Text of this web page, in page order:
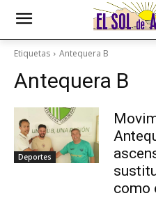
Etiquetas Antequera B
Antequera B
Deportes
como